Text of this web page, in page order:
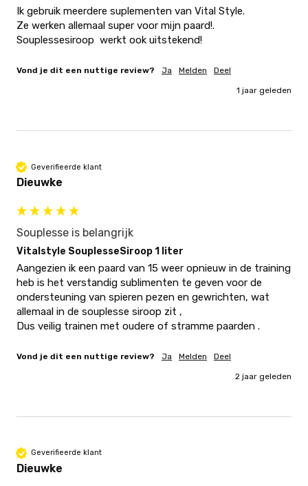
Ik gebruik meerdere suplementen van Vital Style.
Ze werken allemaal super voor mijn paard!.
Souplessesiroop  werkt ook uitstekend!
Vond je dit een nuttige review? Ja Melden Deel
1 jaar geleden
Geverifieerde klant
Dieuwke
Souplesse is belangrijk
Vitalstyle SouplesseSiroop 1 liter
Aangezien ik een paard van 15 weer opnieuw in de training
heb is het verstandig sublimenten te geven voor de
ondersteuning van spieren pezen en gewrichten, wat
allemaal in de souplesse siroop zit ,
Dus veilig trainen met oudere of stramme paarden .
Vond je dit een nuttige review? Ja Melden Deel
2 jaar geleden
Geverifieerde klant
Dieuwke